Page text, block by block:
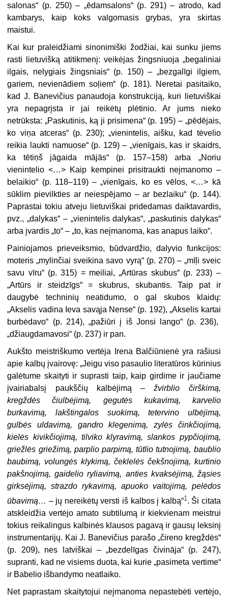
salonas“ (p. 250) – „ēdamsalons“ (p. 291) – atrodo, kad
kambarys, kaip koks valgomasis grybas, yra skirtas
maistui.
Kai kur praleidžiami sinonimiški žodžiai, kai sunku jiems
rasti lietuvišką atitikmenį: veikėjas žingsniuoja „begaliniai
ilgais, nelygiais žingsniais“ (p. 150) – „bezgalīgi ilgiem,
gariem, nevienādiem soļiem“ (p. 181). Neretai pasitaiko,
kad J. Banevičius panaudoja konstrukciją, kuri lietuviškai
yra nepagrįsta ir jai reikėtų plėtinio. Ar jums nieko
netrūksta: „Paskutinis, ką ji prisimena“ (p. 195) – „pēdējais,
ko viņa atceras“ (p. 230); „vienintelis, aišku, kad tėvelio
reikia laukti namuose“ (p. 129) – „vienīgais, kas ir skaidrs,
ka tētiņš jāgaida mājās“ (p. 157–158) arba „Noriu
vienintelio <…> Kaip kempinei prisitraukti neįmanomo–
belaikio“ (p. 118–119) – „vienīgais, ko es vēlos, <…> kā
sūklim pievilkties ar neiespējamo– ar bezlaiku“ (p. 144).
Paprastai tokiu atveju lietuviškai pridedamas daiktavardis,
pvz., „dalykas“ – „vienintelis dalykas“, „paskutinis dalykas“
arba įvardis „to“ – „to, kas neįmanoma, kas anapus laiko“.
Painiojamos prieveiksmio, būdvardžio, dalyvio funkcijos:
moteris „mylinčiai sveikina savo vyrą“ (p. 270) – „mīļi sveic
savu vīru“ (p. 315) = meiliai, „Artūras skubus“ (p. 233) –
„Artūrs ir steidzīgs“ = skubrus, skubantis. Taip pat ir
daugybė techninių neatidumo, o gal skubos klaidų:
„Akselis vadina Ieva savąja Nense“ (p. 192), „Akselis kartai
burbėdavo“ (p. 214), „pažiūri į išJonsi lango“ (p. 236),
„džiaugdamavosi“ (p. 237) ir pan.
Aukšto meistriškumo vertėja Irena Balčiūnienė yra rašiusi
apie kalbų įvairovę: „Jeigu viso pasaulio literatūros kūrinius
galėtume skaityti ir suprasti taip, kaip girdime ir jaučiame
įvairiabalsį paukščių kalbėjimą –žvirblio čirškimą,
kregždės čiulbėjimą, gegutės kukavimą, karvelio
burkavimą, lakštingalos suokimą, tetervino ulbėjimą,
gulbės uldavimą, gandro klegenimą, zylės činkčiojimą,
kielės kivikčiojimą, tilviko klyravimą, slankos pypčiojimą,
griežlės griežimą, parplio parpimą, tūtlio tutnojimą, baublio
baubimą, volungės klykimą, čeklelės čekšnojimą, kurtinio
pakšnojimą, gaidelio ryliavimą, anties kvaksėjimą, žąsies
girksėjimą, strazdo rykavimą, apuoko vaitojimą, pelėdos
ūbavimą… – jų nereikėtų versti iš kalbos į kalbą“1. Ši citata
atskleidžia vertėjo amato subtilumą ir kiekvienam meistrui
tokius reikalingus kalbinės klausos pagavą ir gausų leksinį
instrumentarijų. Kai J. Banevičius parašo „čireno kregždės“
(p. 209), nes latviškai – „bezdelīgas čivināja“ (p. 247),
supranti, kad ne visiems duota, kai kurie „pasimeta vertime“
ir Babelio išbandymo neatlaiko.
Net paprastam skaitytojui neįmanoma nepastebėti vertėjo,